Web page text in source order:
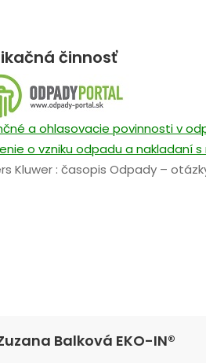
činnosť
a ohlasovacie povinnosti v
o vzniku odpadu a nakladaní s
Kluwer : časopis Odpady –
Balková EKO-IN®